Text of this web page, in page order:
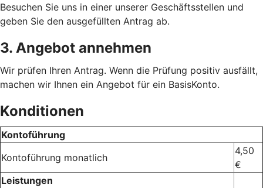
Besuchen Sie uns in einer unserer Geschäftsstellen und
geben Sie den ausgefüllten Antrag ab.
3. Angebot annehmen
Wir prüfen Ihren Antrag. Wenn die Prüfung positiv ausfällt,
machen wir Ihnen ein Angebot für ein BasisKonto.
Konditionen
Kontoführung
Kontoführung monatlich
4,50
€
Leistungen